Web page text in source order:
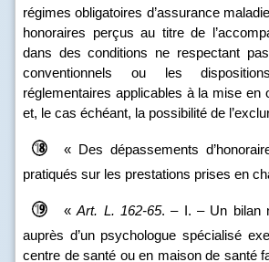
régimes obligatoires d’assurance
honoraires perçus au titre de
dans des conditions ne respectant
conventionnels ou les
réglementaires applicables à la mise
et, le cas échéant, la possibilité de
« Des dépassements
pratiqués sur les prestations prises en
«Art. L. 162‑65. – I. – Un bilan
auprès d’un psychologue spécialisé
centre de santé ou en maison de santé